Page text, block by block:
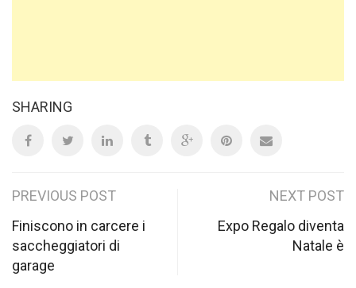
SHARING
Post
navigation
PREVIOUS POST
Finiscono in carcere i
saccheggiatori di
garage
NEXT POST
Expo Regalo diventa
Natale è